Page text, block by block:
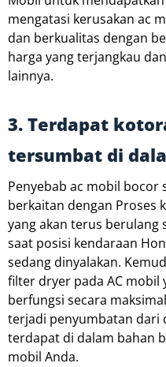
mengatasi kerusakan ac
dan berkualitas dengan
harga yang terjangkau
lainnya.
3. Terdapat
tersumbat di
Penyebab ac mobil bocor
berkaitan dengan Proses
yang akan terus berulang
saat posisi kendaraan
sedang dinyalakan.
filter dryer pada AC mobil
berfungsi secara
terjadi penyumbatan dari
terdapat di dalam bahan
mobil Anda.